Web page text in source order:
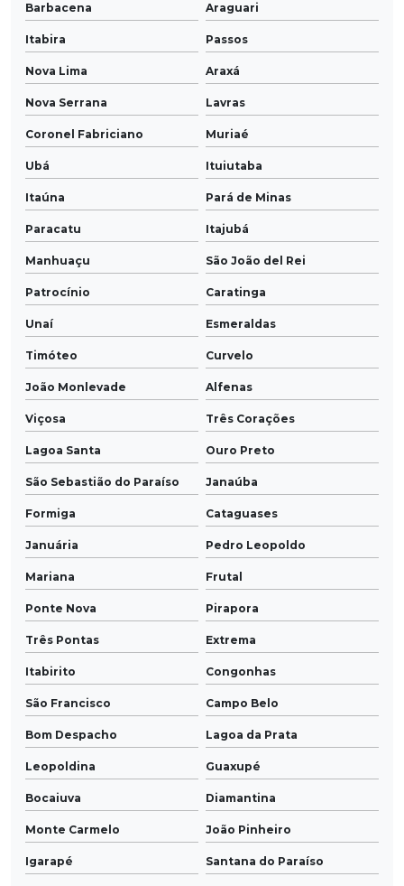
Barbacena Araguari
Itabira Passos
Nova Lima Araxá
Nova Serrana Lavras
Coronel Fabriciano Muriaé
Ubá Ituiutaba
Itaúna Pará de Minas
Paracatu Itajubá
Manhuaçu São João del Rei
Patrocínio Caratinga
Unaí Esmeraldas
Timóteo Curvelo
João Monlevade Alfenas
Viçosa Três Corações
Lagoa Santa Ouro Preto
São Sebastião do Paraíso Janaúba
Formiga Cataguases
Januária Pedro Leopoldo
Mariana Frutal
Ponte Nova Pirapora
Três Pontas Extrema
Itabirito Congonhas
São Francisco Campo Belo
Bom Despacho Lagoa da Prata
Leopoldina Guaxupé
Bocaiuva Diamantina
Monte Carmelo João Pinheiro
Igarapé Santana do Paraíso